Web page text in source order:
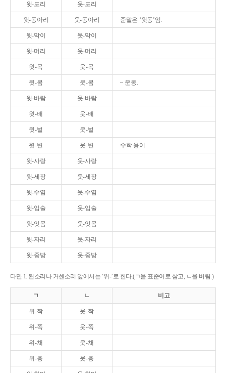
윗-도리 웃-도리
윗-동아리 웃-동아리 준말은 ‘윗동’임.
윗-막이 웃-막이
윗-머리 웃-머리
윗-목 웃-목
윗-몸 웃-몸 ~ 운동.
윗-바람 웃-바람
윗-배 웃-배
윗-벌 웃-벌
윗-변 웃-변 수학 용어.
윗-사랑 웃-사랑
윗-세장 웃-세장
윗-수염 웃-수염
윗-입술 웃-입술
윗-잇몸 웃-잇몸
윗-자리 웃-자리
윗-중방 웃-중방
다만 1. 된소리나 거센소리 앞에서는 ‘위-’로 한다.(ㄱ을 표준어로 삼고, ㄴ을 버림.)
ㄱ ㄴ 비고
위-짝 웃-짝
위-쪽 웃-쪽
위-채 웃-채
위-층 웃-층